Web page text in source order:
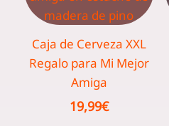
Caja de Cerveza XXL
Regalo para Mi Mejor
Amiga
19,99€